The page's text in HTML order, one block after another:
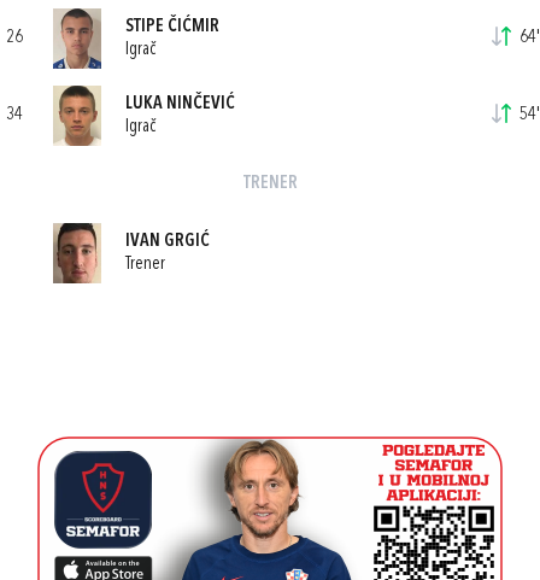
26
STIPE ČIĆMIR
Igrač
64'
34
LUKA NINČEVIĆ
Igrač
54'
TRENER
IVAN GRGIĆ
Trener